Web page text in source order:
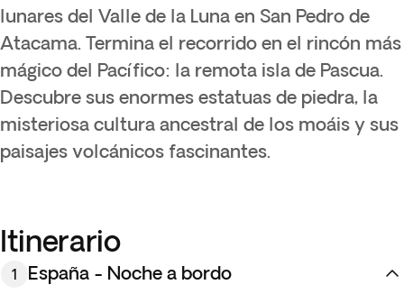
lunares del Valle de la Luna en San Pedro de
Atacama. Termina el recorrido en el rincón más
mágico del Pacífico: la remota isla de Pascua.
Descubre sus enormes estatuas de piedra, la
misteriosa cultura ancestral de los moáis y sus
paisajes volcánicos fascinantes.
Itinerario
1 España - Noche a bordo